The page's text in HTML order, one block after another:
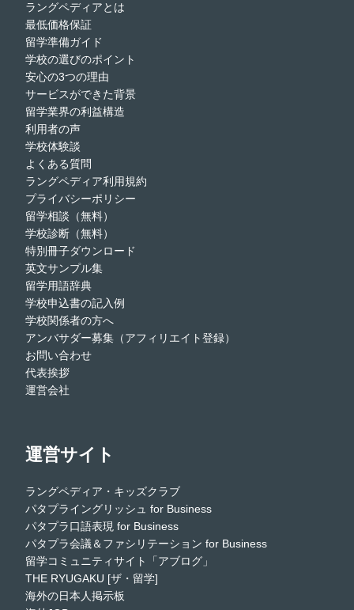
ラングペディアとは
最低価格保証
留学準備ガイド
学校の選びのポイント
安心の3つの理由
サービスができた背景
留学業界の利益構造
利用者の声
学校体験談
よくある質問
ラングペディア利用規約
プライバシーポリシー
留学相談（無料）
学校診断（無料）
特別冊子ダウンロード
英文サンプル集
留学用語辞典
学校申込書の記入例
学校関係者の方へ
アンバサダー募集（アフィリエイト登録）
お問い合わせ
代表挨拶
運営会社
運営サイト
ラングペディア・キッズクラブ
パタプライングリッシュ for Business
パタプラ口語表現 for Business
パタプラ会議＆ファシリテーション for Business
留学コミュニティサイト「アブログ」
THE RYUGAKU [ザ・留学]
海外の日本人掲示板